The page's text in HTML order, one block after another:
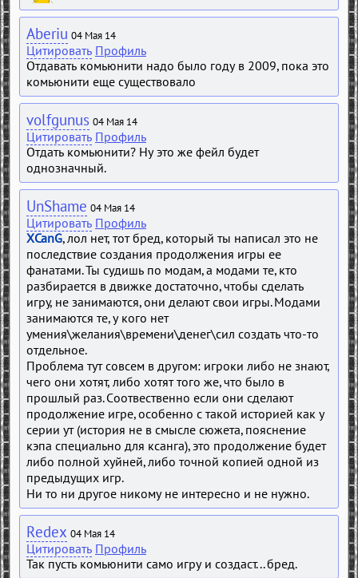
Aberiu 04 Мая 14
Цитировать Профиль
Отдавать комьюнити надо было году в 2009, пока это
комьюнити еще существовало
volfgunus 04 Мая 14
Цитировать Профиль
Отдать комьюнити? Ну это же фейл будет
однозначный.
UnShame 04 Мая 14
Цитировать Профиль
XCanG, лол нет, тот бред, который ты написал это не
последствие создания продолжения игры ее
фанатами. Ты судишь по модам, а модами те, кто
разбирается в движке достаточно, чтобы сделать
игру, не занимаются, они делают свои игры. Модами
занимаются те, у кого нет
умения\желания\времени\денег\сил создать что-то
отдельное.
Проблема тут совсем в другом: игроки либо не знают,
чего они хотят, либо хотят того же, что было в
прошлый раз. Соотвественно если они сделают
продолжение игре, особенно с такой историей как у
серии ут (история не в смысле сюжета, пояснение
кэпа специально для ксанга), это продолжение будет
либо полной хуйней, либо точной копией одной из
предыдущих игр.
Ни то ни другое никому не интересно и не нужно.
Redex 04 Мая 14
Цитировать Профиль
Так пусть комьюнити само игру и создаст... бред.